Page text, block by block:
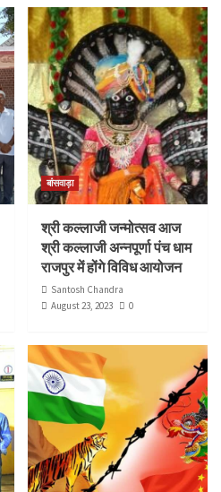
बांसवाड़ा
श्री कल्लाजी जन्मोत्सव आज
श्री कल्लाजी अन्नपूर्णा पंच धाम
राजपुर में होंगे विविध आयोजन
Santosh Chandra
August 23, 2023
0